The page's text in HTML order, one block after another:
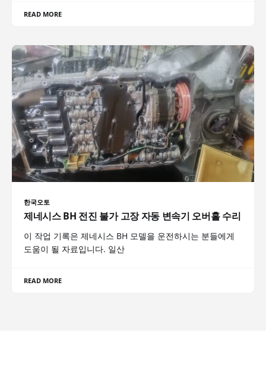
READ MORE
한국오토
제네시스 BH 전진 불가 고장 자동 변속기 오버홀 수리
이 작업 기록은 제네시스 BH 모델을 운전하시는 분들에게
도움이 될 자료입니다. 일산
READ MORE